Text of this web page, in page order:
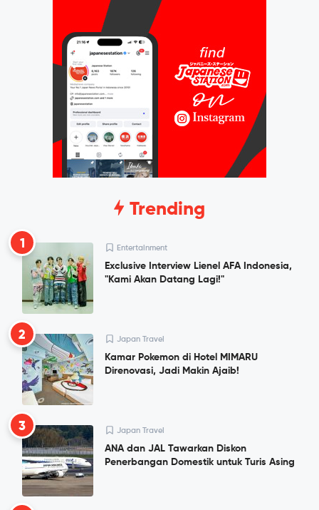
Trending
1 Entertainment
Exclusive Interview Lienel AFA Indonesia,
"Kami Akan Datang Lagi!"
2 Japan Travel
Kamar Pokemon di Hotel MIMARU
Direnovasi, Jadi Makin Ajaib!
3 Japan Travel
ANA dan JAL Tawarkan Diskon
Penerbangan Domestik untuk Turis Asing